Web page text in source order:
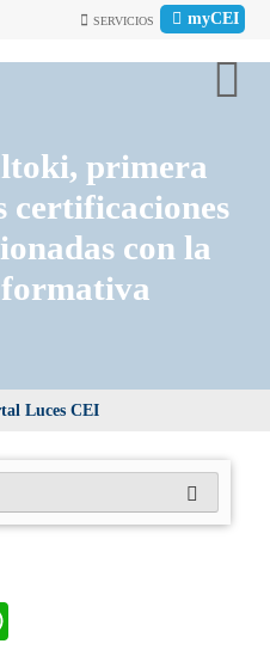
myCEI
SERVICIOS
primera
certificaciones
con la
Luces CEI